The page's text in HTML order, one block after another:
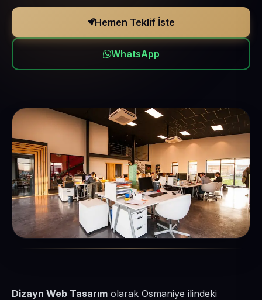
Hemen Teklif İste
WhatsApp
Dizayn Web Tasarım olarak Osmaniye ilindeki